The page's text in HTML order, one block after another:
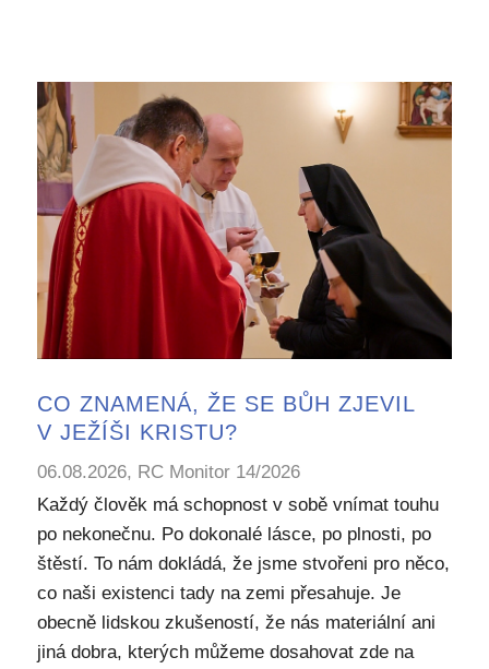
CO ZNAMENÁ, ŽE SE BŮH ZJEVIL
V JEŽÍŠI KRISTU?
06.08.2026, RC Monitor 14/2026
Každý člověk má schopnost v sobě vnímat touhu
po nekonečnu. Po dokonalé lásce, po plnosti, po
štěstí. To nám dokládá, že jsme stvořeni pro něco,
co naši existenci tady na zemi přesahuje. Je
obecně lidskou zkušeností, že nás materiální ani
jiná dobra, kterých můžeme dosahovat zde na